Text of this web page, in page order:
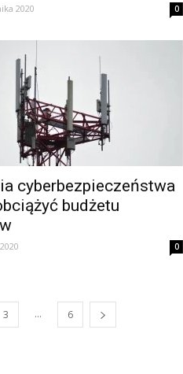
2020 0
cyberbezpieczeństwa
budżetu
0
3 ... 6